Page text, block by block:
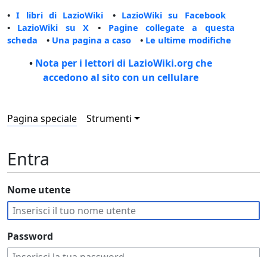
•I libri di LazioWiki • LazioWiki su Facebook
• LazioWiki su X • Pagine collegate a questa
scheda • Una pagina a caso • Le ultime modifiche
• Nota per i lettori di LazioWiki.org che
accedono al sito con un cellulare
Pagina speciale Strumenti
Entra
Nome utente
Password